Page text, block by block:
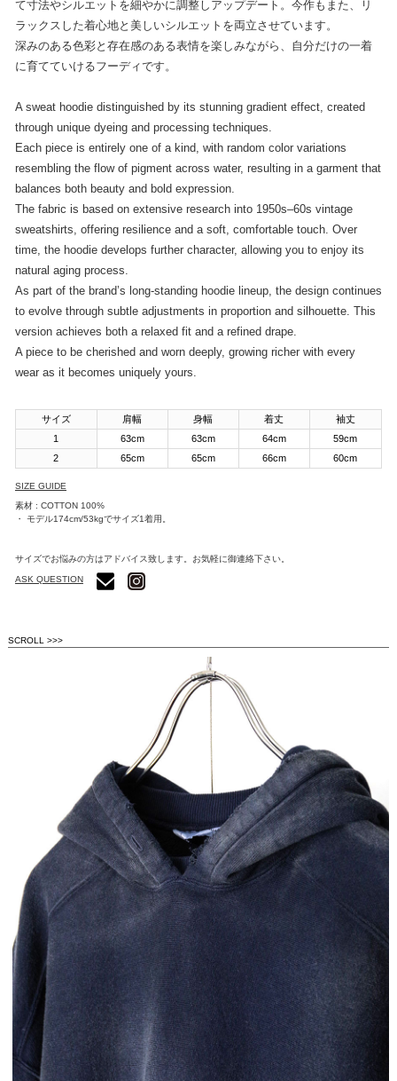
て寸法やシルエットを細やかに調整しアップデート。今作もまた、リ
ラックスした着心地と美しいシルエットを両立させています。
深みのある色彩と存在感のある表情を楽しみながら、自分だけの一着
に育てていけるフーディです。
A sweat hoodie distinguished by its stunning gradient effect, created
through unique dyeing and processing techniques.
Each piece is entirely one of a kind, with random color variations
resembling the flow of pigment across water, resulting in a garment that
balances both beauty and bold expression.
The fabric is based on extensive research into 1950s–60s vintage
sweatshirts, offering resilience and a soft, comfortable touch. Over
time, the hoodie develops further character, allowing you to enjoy its
natural aging process.
As part of the brand’s long-standing hoodie lineup, the design continues
to evolve through subtle adjustments in proportion and silhouette. This
version achieves both a relaxed fit and a refined drape.
A piece to be cherished and worn deeply, growing richer with every
wear as it becomes uniquely yours.
サイズ 肩幅 身幅 着丈
袖丈
1
63cm 63cm 64cm
59cm
2
65cm 65cm 66cm 60cm
SIZE GUIDE
素材 : COTTON 100%
・ モデル174cm/53kgでサイズ1着用。
サイズでお悩みの方はアドバイス致します。お気軽に御連絡下さい。
ASK QUESTION
SCROLL >>>